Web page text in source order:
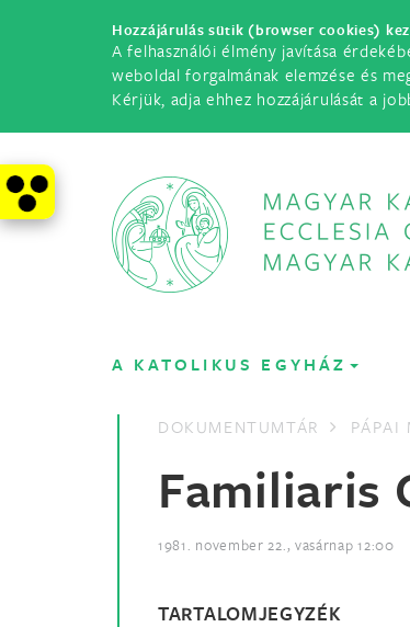
Hozzájárulás sütik (browser cookies)
A felhasználói élmény javítása
weboldal forgalmának elemzése és
Kérjük, adja ehhez hozzájárulását a
A KATOLIKUS EGYHÁZ
DOKUMENTUMTÁR PÁPAI
Familiaris
1981. november 22., vasárnap 12:00
TARTALOMJEGYZÉK